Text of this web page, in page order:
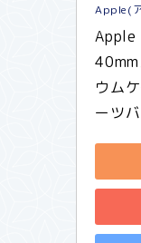
Apple(
Apple
ウム
ーツ